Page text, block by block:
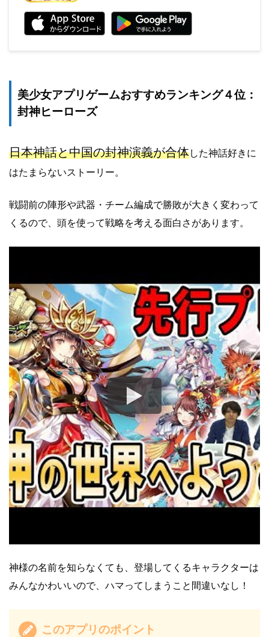
美少女アプリゲームおすすめランキング４位：
封神ヒーローズ
日本神話と中国の封神演義が合体した神話好きに
はたまらないストーリー。
戦闘前の陣形や武器・チーム編成で勝敗が大きく変わって
くるので、頭を使って戦略を考える面白さがあります。
神様の名前を知らなくても、登場してくるキャラクターは
みんなかわいいので、ハマってしまうこと間違いなし！
このアプリのポイント